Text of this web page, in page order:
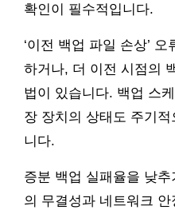
확인이 필수적입니다.
‘이전 백업 파일 손상’
하거나, 더 이전 시점의
법이 있습니다. 백업 스
장 장치의 상태도 주기
니다.
증분 백업 실패율을 낮
의 무결성과 네트워크